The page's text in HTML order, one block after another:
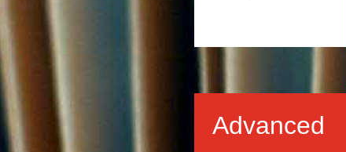
Advanced